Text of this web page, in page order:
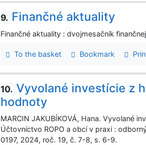
9. Finančné aktuality
Finančné aktuality : dvojmesačník
To the basket Bookmark
10. Vyvolané investície z
hodnoty
MARCIN JAKUBÍKOVÁ, Hana. Vyvolané
Účtovníctvo ROPO a obcí v praxi :
0197, 2024, roč. 19, č. 7-8, s. 6-9.